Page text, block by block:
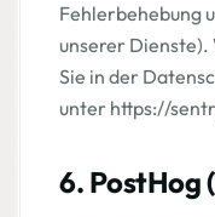
Fehlerbehebung
unserer
Sie in der
unter https://
6. PostHog